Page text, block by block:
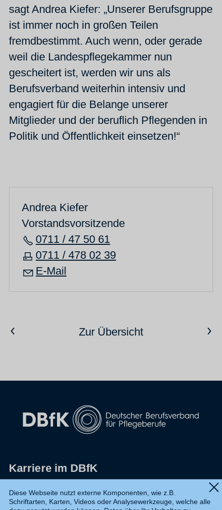
sagt Andrea Kiefer: „Unserer Berufsgruppe
ist immer noch in großen Teilen
fremdbestimmt. Auch wenn, oder gerade
weil die Landespflegekammer nun
gescheitert ist, werden wir uns als
Berufsverband weiterhin intensiv und
engagiert für die Belange unserer
Mitglieder und der beruflich Pflegenden in
Politik und Öffentlichkeit einsetzen!“
Andrea Kiefer
Vorstandsvorsitzende
0711 / 47 50 61
0711 / 478 02 39
E-Mail
Vorheriger ArtikelZur ÜbersichtNächster Artikel
Karriere im DBfK
Datenschutz
Diese Webseite nutzt externe Komponenten, wie z.B.
Schriftarten, Karten, Videos oder Analysewerkzeuge, welche alle